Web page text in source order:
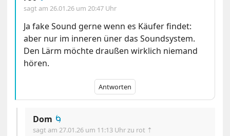
sagt am 26.01.26 um 20:47 Uhr
Ja fake Sound gerne wenn es Käufer findet:
aber nur im inneren üner das Soundsystem.
Den Lärm möchte draußen wirklich niemand
hören.
Antworten
Dom 🌀
sagt am 27.01.26 um 11:13 Uhr zu rot ⇡